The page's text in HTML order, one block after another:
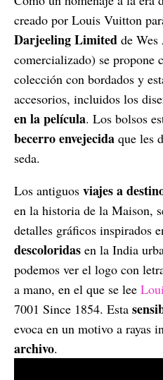
creado por Louis Vuitton
Darjeeling Limited de Wes
comercializado) se propone
colección con bordados y
accesorios, incluidos los
en la película. Los bolsos
becerro envejecida que les
seda.
Los antiguos viajes a
en la historia de la Maison,
detalles gráficos inspirados
descoloridas en la India
podemos ver el logo con
a mano, en el que se lee
7001 Since 1854. Esta
evoca en un motivo a rayas
archivo.